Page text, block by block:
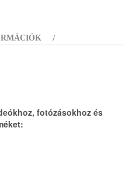
fotózásokhoz és